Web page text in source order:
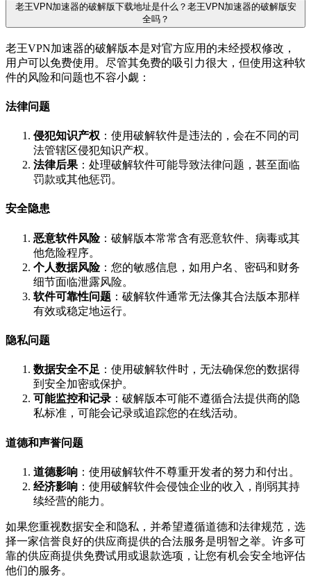
老王VPN加速器的破解版下载地址是什么？老王VPN加速器的破解版安
全吗？
老王VPN加速器的破解版本是对官方应用的未经授权修改，
用户可以免费使用。尽管其免费的吸引力很大，但使用这种软
件的风险和问题也不容小觑：
法律问题
侵犯知识产权 ：使用破解软件是违法的，会在不同的司
法管辖区侵犯知识产权。
法律后果 ：处理破解软件可能导致法律问题，甚至面临
罚款或其他惩罚。
安全隐患
恶意软件风险：破解版本常常含有恶意软件、病毒或其
他危险程序。
个人数据风险：您的敏感信息，如用户名、密码和财务
细节面临泄露风险。
软件可靠性问题 ：破解软件通常无法像其合法版本那样
有效或稳定地运行。
隐私问题
数据安全不足 ：使用破解软件时，无法确保您的数据得
到安全加密或保护。
可能监控和记录 ：破解版本可能不遵循合法提供商的隐
私标准，可能会记录或追踪您的在线活动。
道德和声誉问题
道德影响 ：使用破解软件不尊重开发者的努力和付出。
经济影响 ：使用破解软件会侵蚀企业的收入，削弱其持
续经营的能力。
如果您重视数据安全和隐私，并希望遵循道德和法律规范，选
择一家信誉良好的供应商提供的合法服务是明智之举。许多可
靠的供应商提供免费试用或退款选项，让您有机会安全地评估
他们的服务。